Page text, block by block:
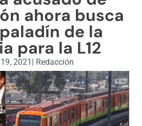
ahora busca
de la
para la L12
2021 | Redacción